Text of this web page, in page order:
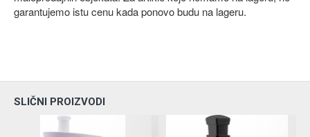
garantujemo istu cenu kada ponovo budu na lageru.
SLIČNI PROIZVODI